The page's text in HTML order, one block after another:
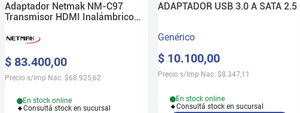
Adaptador Netmak NM-C97
Transmisor HDMI Inalámbrico
$ 83.400,00
Precio s/Imp Nac. $68.925,62
En stock online
Consultá stock en sucursal
ADAPTADOR USB 3.0 A SATA 2.5
Genérico
$ 10.100,00
Precio s/Imp Nac. $8.347,11
En stock online
Consultá stock en sucursal